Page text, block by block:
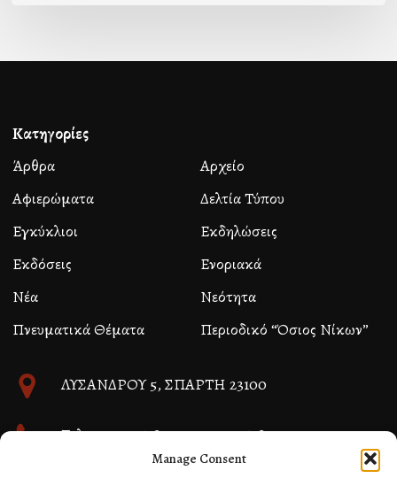
Manage Consent
Κατηγορίες
Άρθρα
Αρχείο
Αφιερώματα
Δελτία Τύπου
Εγκύκλιοι
Εκδηλώσεις
Εκδόσεις
Ενοριακά
Νέα
Νεότητα
Πνευματικά Θέματα
Περιοδικό “Όσιος Νίκων”
ΛΥΣΑΝΔΡΟΥ 5, ΣΠΑΡΤΗ 23100
Τηλ. 27310 26580 και 27310 26581